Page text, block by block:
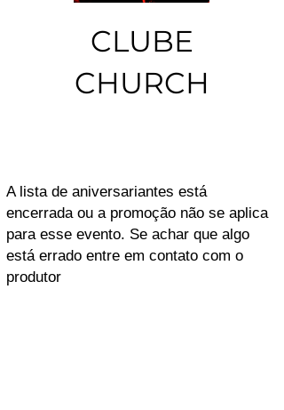
CLUBE
CHURCH
A lista de aniversariantes está
encerrada ou a promoção não se aplica
para esse evento. Se achar que algo
está errado entre em contato com o
produtor